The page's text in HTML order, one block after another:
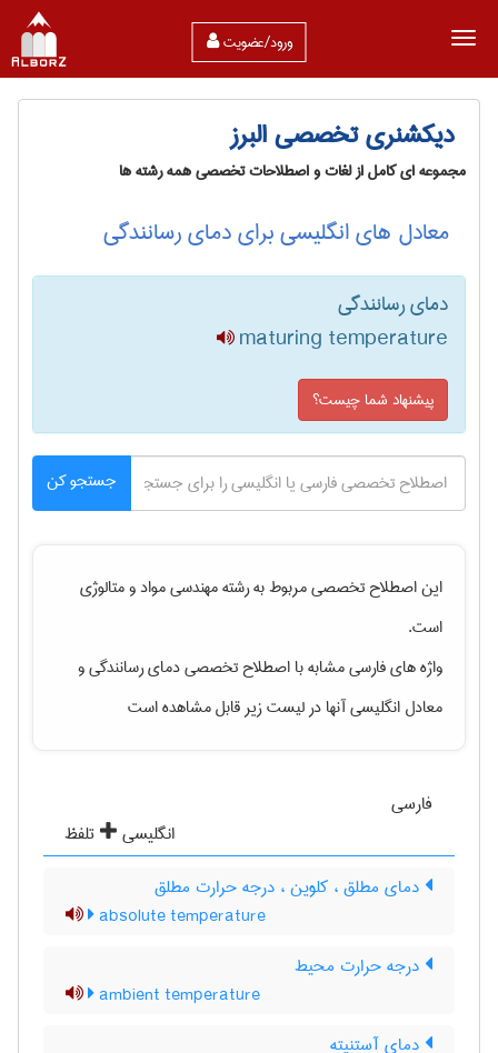
ورود/عضویت
دیکشنری تخصصی البرز
مجموعه ای کامل از لغات و اصطلاحات تخصصی همه رشته ها
معادل های انگلیسی برای دمای رسانندگی
دمای رسانندگی
maturing temperature
پیشنهاد شما چیست؟
جستجو کن
این اصطلاح تخصصی مربوط به رشتهمهندسی مواد و متالوژی
است.
واژه های فارسی مشابه با اصطلاح تخصصیدمای رسانندگیو
معادل انگلیسی آنها در لیست زیر قابل مشاهده است
فارسی
انگلیسی
تلفظ
دمای مطلق ، کلوین ، درجه حرارت مطلق
absolute temperature
درجه حرارت محیط
ambient temperature
دمای آستنیته